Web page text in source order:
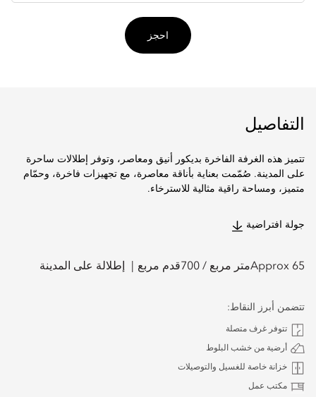
احجز
التفاصيل
تتميز هذه الغرفة الفاخرة بديكور أنيق ومعاصر، وتوفر إطلالات ساحرة
على المدينة. صُمّمت بعناية بأناقة معاصرة، مع تجهيزات فاخرة، وحمّام
متميز، ومساحة راقية مثالية للاسترخاء.
جولة افتراضية
Approx 65متر مربع / 700قدم مربع إطلالة على المدينة
تتضمن أبرز النقاط:
تتوفر غرف متصلة
أرضية من خشب البلوط
خزانة خاصة للغسيل والتوصيلات
مكتب عمل